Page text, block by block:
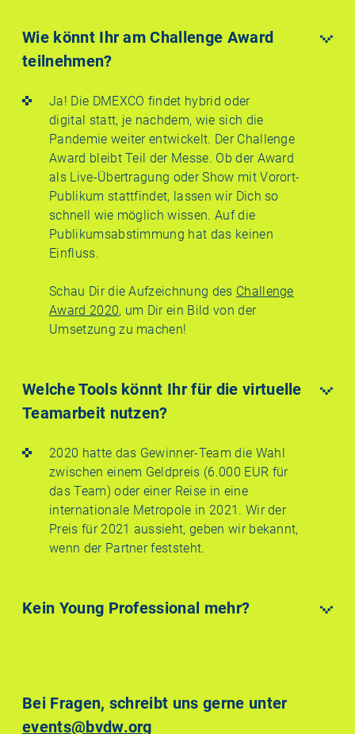
Wie könnt Ihr am Challenge Award
teilnehmen?
Ja! Die DMEXCO findet hybrid oder
digital statt, je nachdem, wie sich die
Pandemie weiter entwickelt. Der Challenge
Award bleibt Teil der Messe. Ob der Award
als Live-Übertragung oder Show mit Vorort-
Publikum stattfindet, lassen wir Dich so
schnell wie möglich wissen. Auf die
Publikumsabstimmung hat das keinen
Einfluss.
Schau Dir die Aufzeichnung des Challenge
Award 2020, um Dir ein Bild von der
Umsetzung zu machen!
Welche Tools könnt Ihr für die virtuelle
Teamarbeit nutzen?
2020 hatte das Gewinner-Team die Wahl
zwischen einem Geldpreis (6.000 EUR für
das Team) oder einer Reise in eine
internationale Metropole in 2021. Wir der
Preis für 2021 aussieht, geben wir bekannt,
wenn der Partner feststeht.
Kein Young Professional mehr?
Bei Fragen, schreibt uns gerne unter
events@bvdw.org